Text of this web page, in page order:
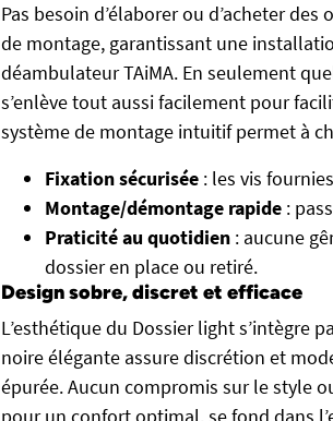
Pas besoin d’élaborer ou d’acheter
de montage, garantissant une
déambulateur TAiMA. En seulement
s’enlève tout aussi facilement pour
système de montage intuitif permet à
Fixation sécurisée : les vis
Montage/démontage rapide :
Praticité au quotidien : aucune
dossier en place ou retiré.
Design sobre, discret et efficace
L’esthétique du Dossier light s’intègre
noire élégante assure discrétion et
épurée. Aucun compromis sur le style